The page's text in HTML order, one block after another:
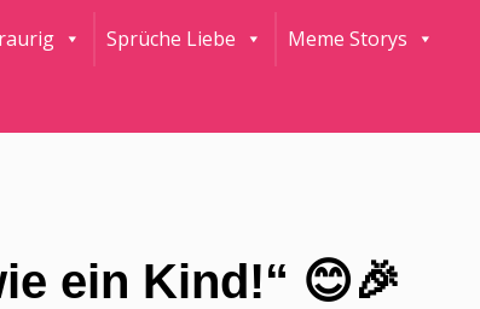
Sprüche Liebe Meme Storys
ein Kind!“ 😊🎉